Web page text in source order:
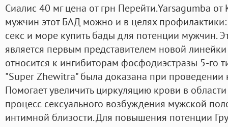
Сиалис 40 мг цена от грн Перейти.Yarsagumba
мужчин этот БАД можно и в целях
секс и море купить бады для потенции мужчин.
является первым представителем новой
относится к ингибиторам фосфодиэстразы 5-го
"Super Zhewitra" была доказана при проведении
Помогает увеличить циркуляцию крови в
процесс сексуального возбуждения мужской
интимной близости. Для повышения потенции